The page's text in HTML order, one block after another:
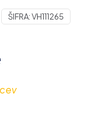
ŠIFRA:VH111265